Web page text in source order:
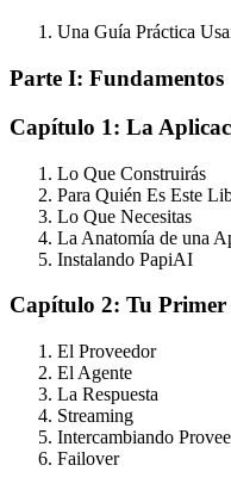
Una Guía Práctica
Parte I: Fundamentos
Capítulo 1: La
Lo Que Construirás
Para Quién Es Este
Lo Que Necesitas
La Anatomía de una
Instalando PapiAI
Capítulo 2: Tu Primer
El Proveedor
El Agente
La Respuesta
Streaming
Intercambiando
Failover